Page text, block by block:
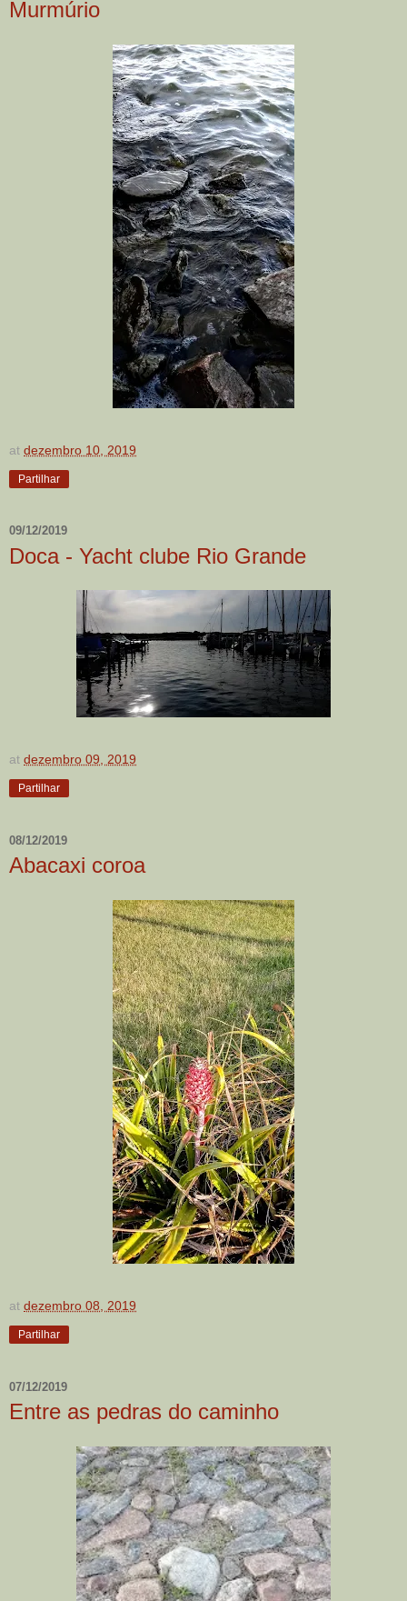
Murmúrio
at dezembro 10, 2019
Partilhar
09/12/2019
Doca - Yacht clube Rio Grande
at dezembro 09, 2019
Partilhar
08/12/2019
Abacaxi coroa
at dezembro 08, 2019
Partilhar
07/12/2019
Entre as pedras do caminho